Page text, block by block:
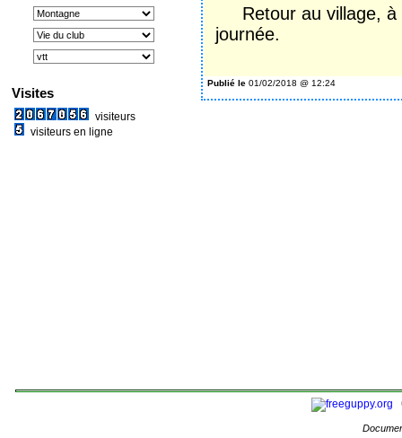
Visites
visiteurs
visiteurs en ligne
Retour au village, à
journée.
Publié le 01/02/2018 @ 12:24